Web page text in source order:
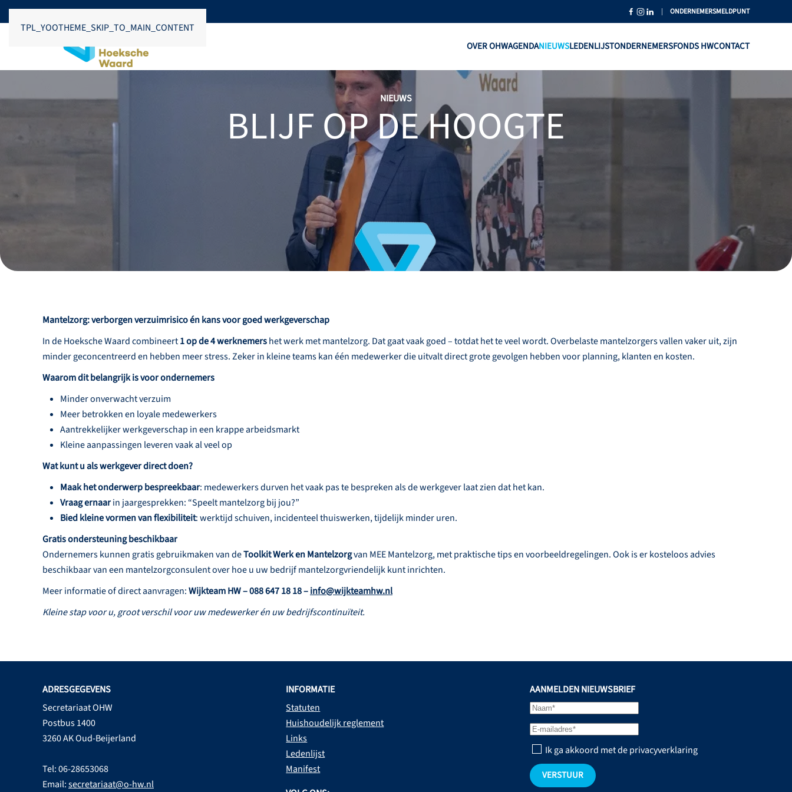
TPL_YOOTHEME_SKIP_TO_MAIN_CONTENT
| ONDERNEMERSMELDPUNT
OVER OHWAGENDANIEUWSLEDENLIJSTONDERNEMERSFONDS HWCONTACT
NIEUWS
BLIJF OP DE HOOGTE
Mantelzorg: verborgen verzuimrisico én kans voor goed werkgeverschap
In de Hoeksche Waard combineert1 op de 4 werknemershet werk met mantelzorg. Dat gaat vaak goed – totdat het te veel wordt. Overbelaste mantelzorgers vallen vaker uit, zijn
minder geconcentreerd en hebben meer stress. Zeker in kleine teams kan één medewerker die uitvalt direct grote gevolgen hebben voor planning, klanten en kosten.
Waarom dit belangrijk is voor ondernemers
Minder onverwacht verzuim
Meer betrokken en loyale medewerkers
Aantrekkelijker werkgeverschap in een krappe arbeidsmarkt
Kleine aanpassingen leveren vaak al veel op
Wat kunt u als werkgever direct doen?
Maak het onderwerp bespreekbaar: medewerkers durven het vaak pas te bespreken als de werkgever laat zien dat het kan.
Vraag ernaarin jaargesprekken: “Speelt mantelzorg bij jou?”
Bied kleine vormen van flexibiliteit: werktijd schuiven, incidenteel thuiswerken, tijdelijk minder uren.
Gratis ondersteuning beschikbaar
Ondernemers kunnen gratis gebruikmaken van deToolkit Werk en Mantelzorgvan MEE Mantelzorg, met praktische tips en voorbeeldregelingen. Ook is er kosteloos advies
beschikbaar van een mantelzorgconsulent over hoe u uw bedrijf mantelzorgvriendelijk kunt inrichten.
Meer informatie of direct aanvragen:Wijkteam HW – 088 647 18 18 –info@wijkteamhw.nl
Kleine stap voor u, groot verschil voor uw medewerker én uw bedrijfscontinuïteit.
ADRESGEGEVENS
Secretariaat OHW
Postbus 1400
3260 AK Oud-Beijerland
Tel: 06-28653068
Email:secretariaat@o-hw.nl
INFORMATIE
Statuten
Huishoudelijk reglement
Links
Ledenlijst
Manifest
AANMELDEN NIEUWSBRIEF
Ik ga akkoord met de privacyverklaring
VERSTUUR